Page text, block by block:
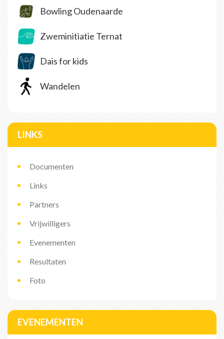
Bowling Oudenaarde
Zweminitiatie Ternat
Dais for kids
Wandelen
LINKS
Documenten
Links
Partners
Vrijwilligers
Evenementen
Resultaten
Foto
EVENEMENTEN